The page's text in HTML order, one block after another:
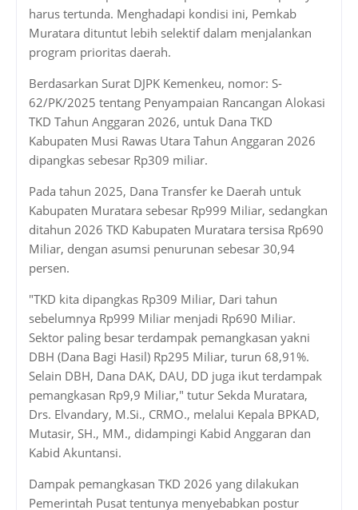
harus tertunda. Menghadapi kondisi ini, Pemkab
Muratara dituntut lebih selektif dalam menjalankan
program prioritas daerah.
Berdasarkan Surat DJPK Kemenkeu, nomor: S-
62/PK/2025 tentang Penyampaian Rancangan Alokasi
TKD Tahun Anggaran 2026, untuk Dana TKD
Kabupaten Musi Rawas Utara Tahun Anggaran 2026
dipangkas sebesar Rp309 miliar.
Pada tahun 2025, Dana Transfer ke Daerah untuk
Kabupaten Muratara sebesar Rp999 Miliar, sedangkan
ditahun 2026 TKD Kabupaten Muratara tersisa Rp690
Miliar, dengan asumsi penurunan sebesar 30,94
persen.
"TKD kita dipangkas Rp309 Miliar, Dari tahun
sebelumnya Rp999 Miliar menjadi Rp690 Miliar.
Sektor paling besar terdampak pemangkasan yakni
DBH (Dana Bagi Hasil) Rp295 Miliar, turun 68,91%.
Selain DBH, Dana DAK, DAU, DD juga ikut terdampak
pemangkasan Rp9,9 Miliar," tutur Sekda Muratara,
Drs. Elvandary, M.Si., CRMO., melalui Kepala BPKAD,
Mutasir, SH., MM., didampingi Kabid Anggaran dan
Kabid Akuntansi.
Dampak pemangkasan TKD 2026 yang dilakukan
Pemerintah Pusat tentunya menyebabkan postur